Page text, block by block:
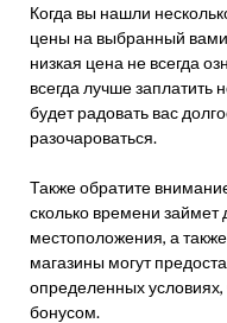
Когда вы нашли
цены на выбранный
низкая цена не всегда
всегда лучше заплатить
будет радовать вас
разочароваться.
Также обратите
сколько времени займет
местоположения, а
магазины могут
определенных
бонусом.